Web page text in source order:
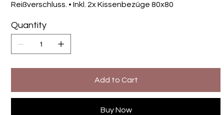
Reißverschluss. • Inkl. 2x Kissenbezüge 80x80
Quantity
Add to Cart
Buy Now